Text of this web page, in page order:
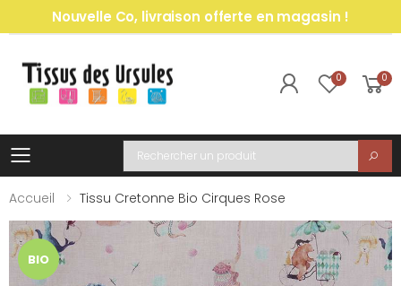
Nouvelle Co, livraison offerte en magasin !
0 0
Toggle mobile menu
Recherche
Accueil
Tissu Cretonne Bio Cirques Rose
BIO